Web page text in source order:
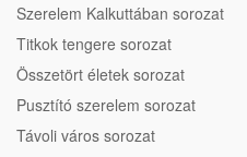
Szerelem Kalkuttában sorozat
Titkok tengere sorozat
Összetört életek sorozat
Pusztító szerelem sorozat
Távoli város sorozat